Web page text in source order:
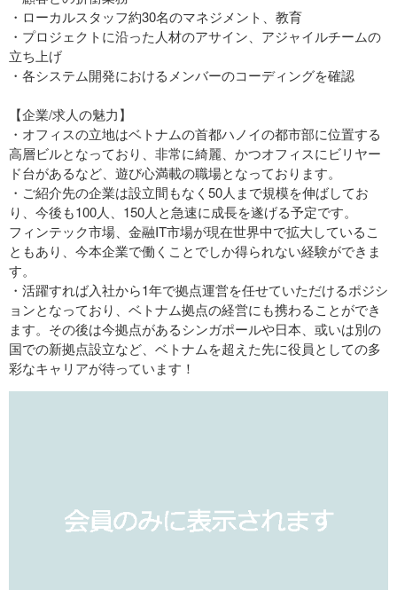
・ローカルスタッフ約30名のマネジメント、教育
・プロジェクトに沿った人材のアサイン、アジャイルチームの
立ち上げ
・各システム開発におけるメンバーのコーディングを確認
【企業/求人の魅力】
・オフィスの立地はベトナムの首都ハノイの都市部に位置する
高層ビルとなっており、非常に綺麗、かつオフィスにビリヤー
ド台があるなど、遊び心満載の職場となっております。
・ご紹介先の企業は設立間もなく50人まで規模を伸ばしてお
り、今後も100人、150人と急速に成長を遂げる予定です。
フィンテック市場、金融IT市場が現在世界中で拡大しているこ
ともあり、今本企業で働くことでしか得られない経験ができま
す。
・活躍すれば入社から1年で拠点運営を任せていただけるポジシ
ョンとなっており、ベトナム拠点の経営にも携わることができ
ます。その後は今拠点があるシンガポールや日本、或いは別の
国での新拠点設立など、ベトナムを超えた先に役員としての多
彩なキャリアが待っています！